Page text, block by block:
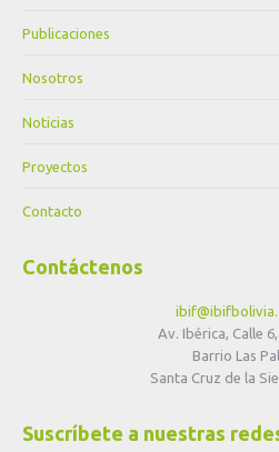
Publicaciones
Nosotros
Noticias
Proyectos
Contacto
Contáctenos
Av. Ibérica, Calle
Barrio Las
Santa Cruz de la
Suscríbete a nuestras